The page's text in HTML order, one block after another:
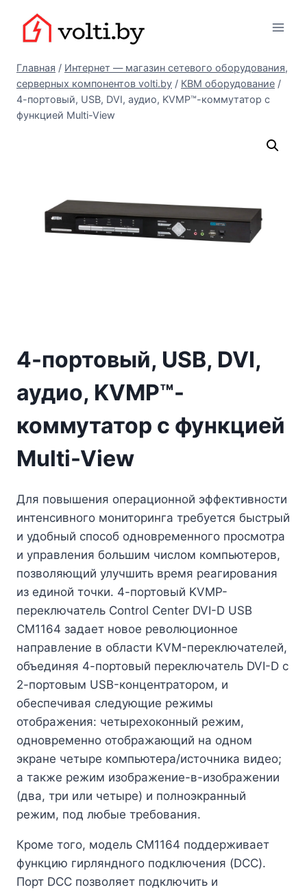
содержимому
Главная / Интернет — магазин сетевого оборудования,
серверных компонентов volti.by / КВМ оборудование /
4-портовый, USB, DVI, аудио, KVMP™-коммутатор с
функцией Multi-View
4-портовый, USB, DVI,
аудио, KVMP™-
коммутатор с функцией
Multi-View
Для повышения операционной эффективности
интенсивного мониторинга требуется быстрый
и удобный способ одновременного просмотра
и управления большим числом компьютеров,
позволяющий улучшить время реагирования
из единой точки. 4-портовый KVMP-
переключатель Control Center DVI-D USB
CM1164 задает новое революционное
направление в области KVM-переключателей,
объединяя 4-портовый переключатель DVI-D с
2-портовым USB-концентратором, и
обеспечивая следующие режимы
отображения: четырехоконный режим,
одновременно отображающий на одном
экране четыре компьютера/источника видео;
а также режим изображение-в-изображении
(два, три или четыре) и полноэкранный
режим, под любые требования.
Кроме того, модель CM1164 поддерживает
функцию гирляндного подключения (DCC).
Порт DCC позволяет подключить и